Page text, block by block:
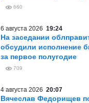
660
6 августа 2026 19:24
На заседании
обсудили исполнение
за первое полугодие
709
4 августа 2026 20:07
Вячеслав Федорищев